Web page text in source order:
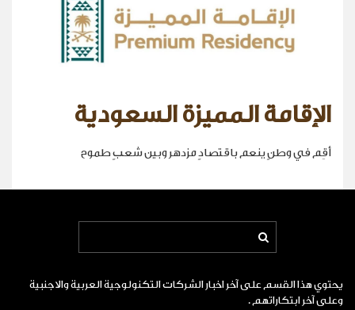
الإقامة المميزة السعودية
أقِم في وطنٍ ينعم باقتصادٍ مزدهر وبين شعبٍ طموح
يحتوي هذا القسم على آخر اخبار الشركات التكنولوجية العربية والاجنبية
وعلى آخر ابتكاراتهم .